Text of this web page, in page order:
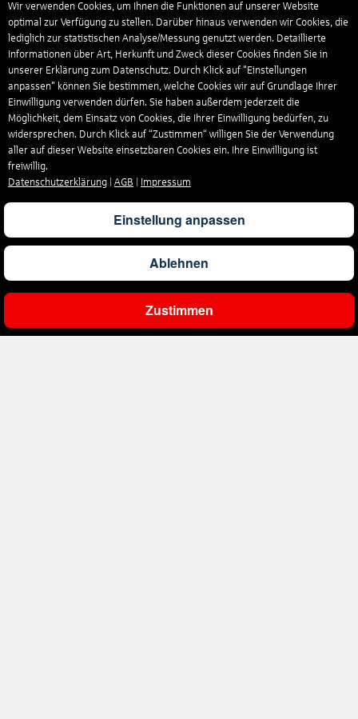
Ergebnisse filtern
Wir verwenden Cookies, um Ihnen die Funktionen auf unserer Website
optimal zur Verfügung zu stellen. Darüber hinaus verwenden wir Cookies, die
lediglich zur statistischen Analyse/Messung genutzt werden. Detaillierte
Informationen über Art, Herkunft und Zweck dieser Cookies finden Sie in
unserer Erklärung zum Datenschutz. Durch Klick auf "Einstellungen
anpassen" können Sie bestimmen, welche Cookies wir auf Grundlage Ihrer
Einwilligung verwenden dürfen. Sie haben außerdem jederzeit die
Möglichkeit, dem Einsatz von Cookies, die Ihrer Einwilligung bedürfen, zu
widersprechen. Durch Klick auf “Zustimmen“ willigen Sie der Verwendung
aller auf dieser Website einsetzbaren Cookies ein. Ihre Einwilligung ist
freiwillig.
Datenschutzerklärung
AGB Impressum
Einstellung anpassen
Ablehnen
Zustimmen